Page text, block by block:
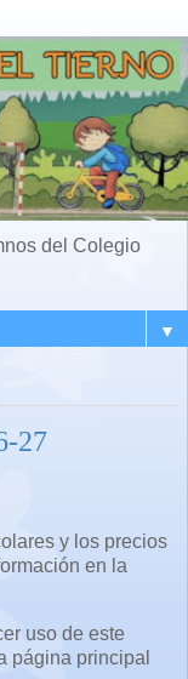
del Colegio
▼
27
y los precios
en la
uso de este
página principal